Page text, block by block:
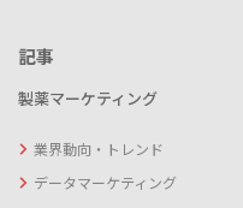
記事
製薬マーケティング
業界動向・トレンド
データマーケティング